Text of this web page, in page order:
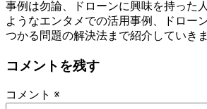
事例は勿論、ドローンに興味を持った
ようなエンタメでの活用事例、ドロー
つかる問題の解決法まで紹介していきま
コメントを残す
コメント ※